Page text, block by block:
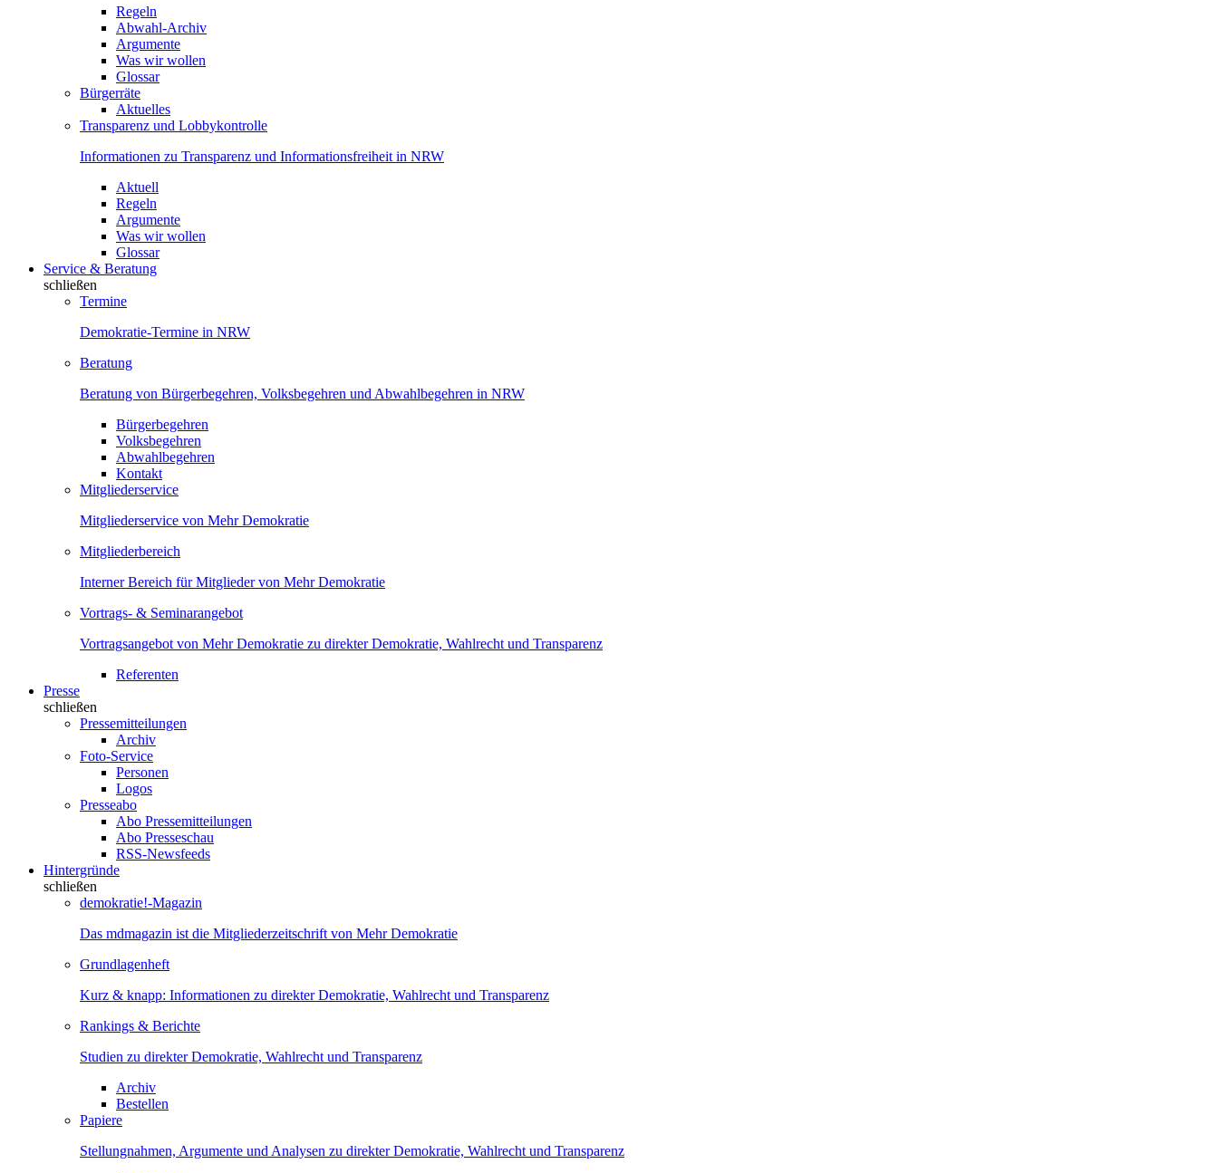
Regeln
Abwahl-Archiv
Argumente
Was wir wollen
Glossar
Bürgerräte
Aktuelles
Transparenz und Lobbykontrolle
Informationen zu Transparenz und Informationsfreiheit in NRW
Aktuell
Regeln
Argumente
Was wir wollen
Glossar
Service & Beratung
schließen
Termine
Demokratie-Termine in NRW
Beratung
Beratung von Bürgerbegehren, Volksbegehren und Abwahlbegehren in NRW
Bürgerbegehren
Volksbegehren
Abwahlbegehren
Kontakt
Mitgliederservice
Mitgliederservice von Mehr Demokratie
Mitgliederbereich
Interner Bereich für Mitglieder von Mehr Demokratie
Vortrags- & Seminarangebot
Vortragsangebot von Mehr Demokratie zu direkter Demokratie, Wahlrecht und Transparenz
Referenten
Presse
schließen
Pressemitteilungen
Archiv
Foto-Service
Personen
Logos
Presseabo
Abo Pressemitteilungen
Abo Presseschau
RSS-Newsfeeds
Hintergründe
schließen
demokratie!-Magazin
Das mdmagazin ist die Mitgliederzeitschrift von Mehr Demokratie
Grundlagenheft
Kurz & knapp: Informationen zu direkter Demokratie, Wahlrecht und Transparenz
Rankings & Berichte
Studien zu direkter Demokratie, Wahlrecht und Transparenz
Archiv
Bestellen
Papiere
Stellungnahmen, Argumente und Analysen zu direkter Demokratie, Wahlrecht und Transparenz